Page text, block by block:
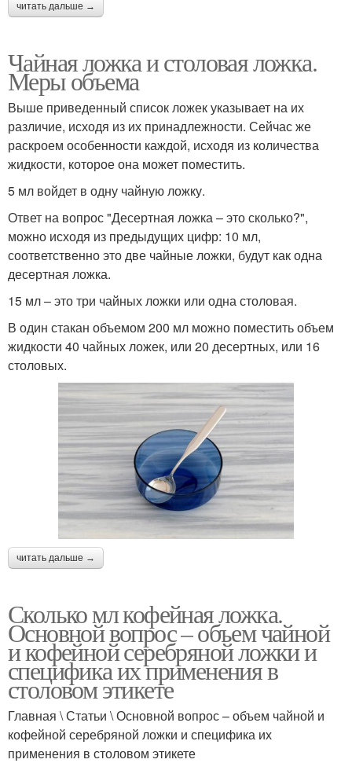
читать дальше →
Чайная ложка и столовая ложка.
Меры объема
Выше приведенный список ложек указывает на их
различие, исходя из их принадлежности. Сейчас же
раскроем особенности каждой, исходя из количества
жидкости, которое она может поместить.
5 мл войдет в одну чайную ложку.
Ответ на вопрос "Десертная ложка – это сколько?",
можно исходя из предыдущих цифр: 10 мл,
соответственно это две чайные ложки, будут как одна
десертная ложка.
15 мл – это три чайных ложки или одна столовая.
В один стакан объемом 200 мл можно поместить объем
жидкости 40 чайных ложек, или 20 десертных, или 16
столовых.
читать дальше →
Сколько мл кофейная ложка.
Основной вопрос – объем чайной
и кофейной серебряной ложки и
специфика их применения в
столовом этикете
Главная \ Статьи \ Основной вопрос – объем чайной и
кофейной серебряной ложки и специфика их
применения в столовом этикете